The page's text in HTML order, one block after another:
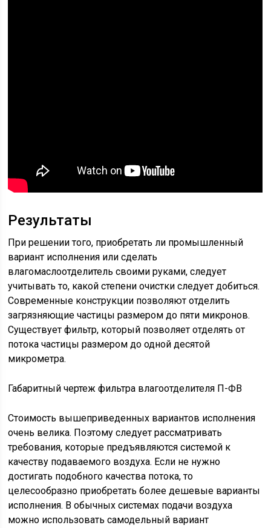
Результаты
При решении того, приобретать ли промышленный
вариант исполнения или сделать
влагомаслоотделитель своими руками, следует
учитывать то, какой степени очистки следует добиться.
Современные конструкции позволяют отделить
загрязняющие частицы размером до пяти микронов.
Существует фильтр, который позволяет отделять от
потока частицы размером до одной десятой
микрометра.
Габаритный чертеж фильтра влагоотделителя П-ФВ
Стоимость вышеприведенных вариантов исполнения
очень велика. Поэтому следует рассматривать
требования, которые предъявляются системой к
качеству подаваемого воздуха. Если не нужно
достигать подобного качества потока, то
целесообразно приобретать более дешевые варианты
исполнения. В обычных системах подачи воздуха
можно использовать самодельный вариант